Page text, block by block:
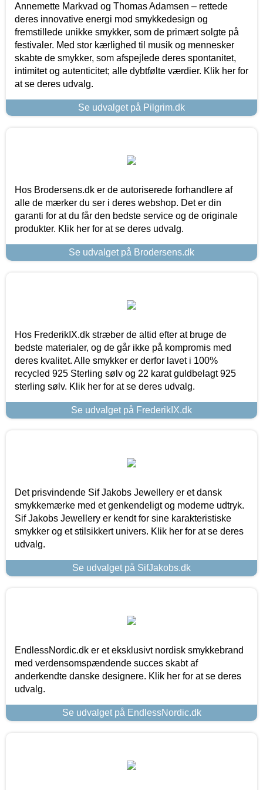
Annemette Markvad og Thomas Adamsen – rettede
deres innovative energi mod smykkedesign og
fremstillede unikke smykker, som de primært solgte på
festivaler. Med stor kærlighed til musik og mennesker
skabte de smykker, som afspejlede deres spontanitet,
intimitet og autenticitet; alle dybtfølte værdier. Klik her for
at se deres udvalg.
Se udvalget på Pilgrim.dk
Hos Brodersens.dk er de autoriserede forhandlere af
alle de mærker du ser i deres webshop. Det er din
garanti for at du får den bedste service og de originale
produkter. Klik her for at se deres udvalg.
Se udvalget på Brodersens.dk
Hos FrederikIX.dk stræber de altid efter at bruge de
bedste materialer, og de går ikke på kompromis med
deres kvalitet. Alle smykker er derfor lavet i 100%
recycled 925 Sterling sølv og 22 karat guldbelagt 925
sterling sølv. Klik her for at se deres udvalg.
Se udvalget på FrederikIX.dk
Det prisvindende Sif Jakobs Jewellery er et dansk
smykkemærke med et genkendeligt og moderne udtryk.
Sif Jakobs Jewellery er kendt for sine karakteristiske
smykker og et stilsikkert univers. Klik her for at se deres
udvalg.
Se udvalget på SifJakobs.dk
EndlessNordic.dk er et eksklusivt nordisk smykkebrand
med verdensomspændende succes skabt af
anderkendte danske designere. Klik her for at se deres
udvalg.
Se udvalget på EndlessNordic.dk